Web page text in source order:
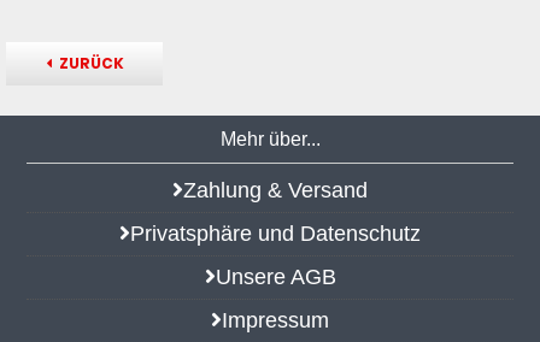
ZURÜCK
Mehr über...
Zahlung & Versand
Privatsphäre und Datenschutz
Unsere AGB
Impressum